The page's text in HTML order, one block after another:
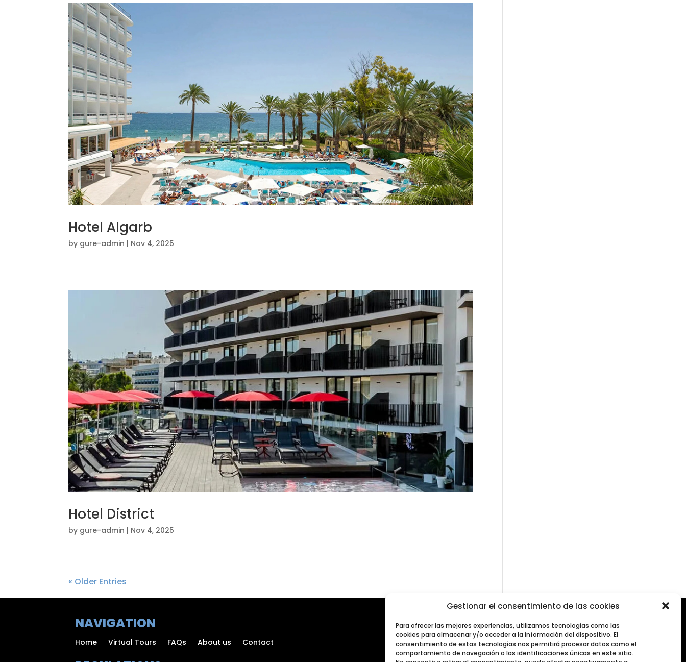
Gestionar el consentimiento de las cookies
Para ofrecer las mejores experiencias, utilizamos tecnologías como las
cookies para almacenar y/o acceder a la información del dispositivo. El
consentimiento de estas tecnologías nos permitirá procesar datos como el
comportamiento de navegación o las identificaciones únicas en este sitio.
Hotel Algarb
by gure-admin | Nov 4, 2025
Hotel District
by gure-admin | Nov 4, 2025
« Older Entries
NAVIGATION
Home Virtual Tours FAQs About us Contact